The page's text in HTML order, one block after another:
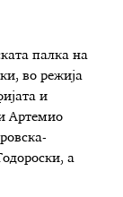
палка на
во режија
и
Артемио
а